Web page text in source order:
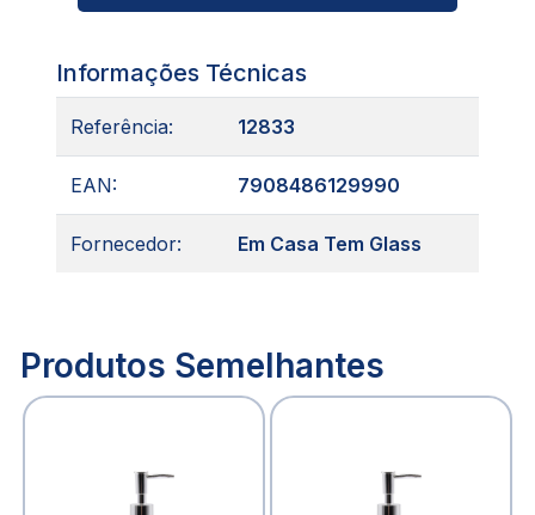
Informações Técnicas
Referência: 12833
EAN: 7908486129990
Fornecedor: Em Casa Tem Glass
Produtos Semelhantes